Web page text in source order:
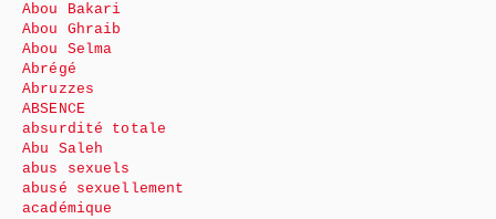
Abou Bakari
Abou Ghraib
Abou Selma
Abrégé
Abruzzes
ABSENCE
absurdité totale
Abu Saleh
abus sexuels
abusé sexuellement
académique